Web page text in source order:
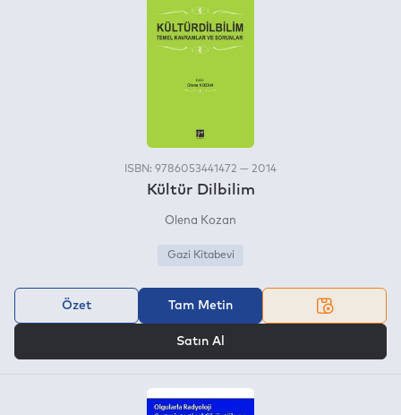
ISBN: 9786053441472 — 2014
Kültür Dilbilim
Olena Kozan
Gazi Kitabevi
Özet Tam Metin
Satın Al